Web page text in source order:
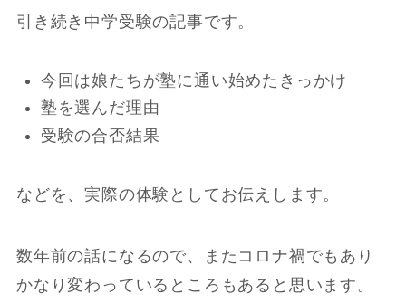
引き続き中学受験の記事です。
今回は娘たちが塾に通い始めたきっかけ
塾を選んだ理由
受験の合否結果
などを、実際の体験としてお伝えします。
数年前の話になるので、またコロナ禍でもあり
かなり変わっているところもあると思います。